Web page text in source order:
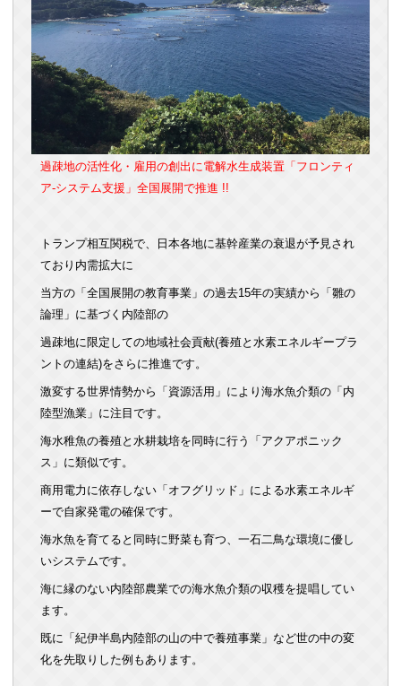
過疎地の活性化・雇用の創出に電解水生成装置「フロンティ
ア‐システム支援」全国展開で推進 !!
トランプ相互関税で、日本各地に基幹産業の衰退が予見され
ており内需拡大に
当方の「全国展開の教育事業」の過去15年の実績から「雛の
論理」に基づく内陸部の
過疎地に限定しての地域社会貢献(養殖と水素エネルギープラ
ントの連結)をさらに推進です。
激変する世界情勢から「資源活用」により海水魚介類の「内
陸型漁業」に注目です。
海水稚魚の養殖と水耕栽培を同時に行う「アクアポニック
ス」に類似です。
商用電力に依存しない「オフグリッド」による水素エネルギ
ーで自家発電の確保です。
海水魚を育てると同時に野菜も育つ、一石二鳥な環境に優し
いシステムです。
海に縁のない内陸部農業での海水魚介類の収穫を提唱してい
ます。
既に「紀伊半島内陸部の山の中で養殖事業」など世の中の変
化を先取りした例もあります 。